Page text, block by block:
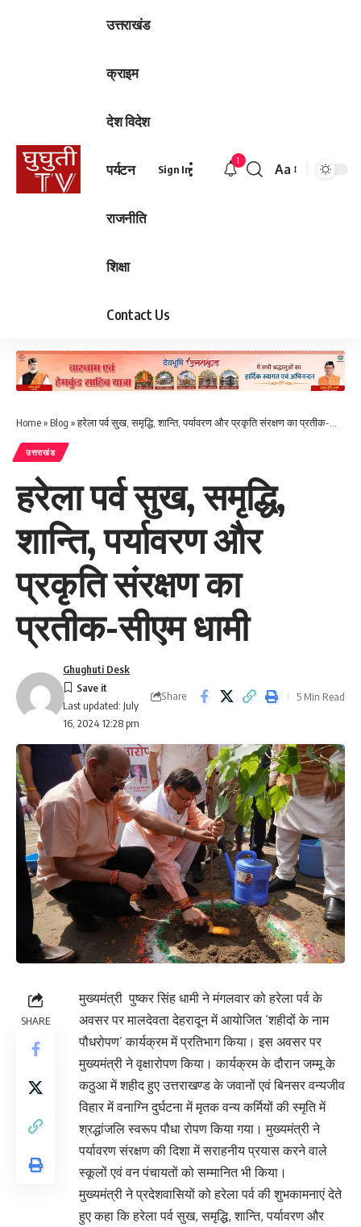
उत्तराखंड
क्राइम
देश विदेश
पर्यटन
राजनीति
शिक्षा
Contact Us
Sign In
1
Font
Aa
Home» Blog »हरेला पर्व सुख, समृद्धि, शान्ति, पर्यावरण और प्रकृति संरक्षण का प्रतीक-सीएम धामी
उत्तराखंड
हरेला पर्व सुख, समृद्धि,
शान्ति, पर्यावरण और
प्रकृति संरक्षण का
प्रतीक-सीएम धामी
Last updated: July
16, 2024 12:28 pm
Ghughuti Desk
Share 5 Min Read
SHARE
मुख्यमंत्री पुष्कर सिंह धामी ने मंगलवार को हरेला पर्व के
अवसर पर मालदेवता देहरादून में आयोजित ‘शहीदों के नाम
पौधरोपण’ कार्यक्रम में प्रतिभाग किया। इस अवसर पर
मुख्यमंत्री ने वृक्षारोपण किया। कार्यक्रम के दौरान जम्मू के
कठुआ में शहीद हुए उत्तराखण्ड के जवानों एवं बिनसर वन्यजीव
विहार में वनाग्नि दुर्घटना में मृतक वन्य कर्मियों की स्मृति में
श्रद्धांजलि स्वरूप पौधा रोपण किया गया। मुख्यमंत्री ने
पर्यावरण संरक्षण की दिशा में सराहनीय प्रयास करने वाले
स्कूलों एवं वन पंचायतों को सम्मानित भी किया।
मुख्यमंत्री ने प्रदेशवासियों को हरेला पर्व की शुभकामनाएं देते
हुए कहा कि हरेला पर्व सुख, समृद्धि, शान्ति, पर्यावरण और